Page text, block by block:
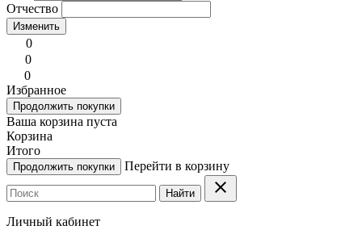
Отчество
Изменить
0
0
0
Избранное
Продолжить покупки
Ваша корзина пуста
Корзина
Итого
Продолжить покупки Перейти в корзину
Найти clear
Личный кабинет